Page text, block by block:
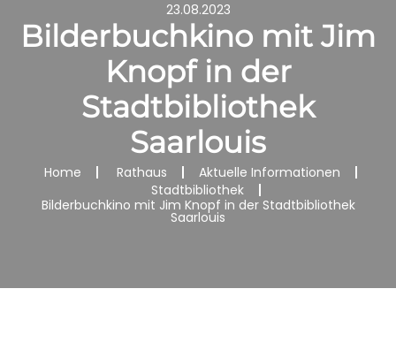
23.08.2023
Bilderbuchkino mit Jim
Knopf in der
Stadtbibliothek
Saarlouis
Home Rathaus
Aktuelle Informationen
Stadtbibliothek
Bilderbuchkino mit Jim Knopf in der Stadtbibliothek
Saarlouis